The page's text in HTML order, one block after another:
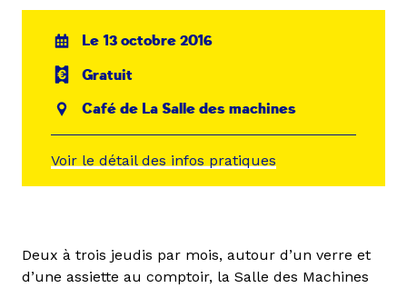
Le 13 octobre 2016
Gratuit
Café de La Salle des machines
Voir le détail des infos pratiques
Deux à trois jeudis par mois, autour d’un verre et
d’une assiette au comptoir, la Salle des Machines